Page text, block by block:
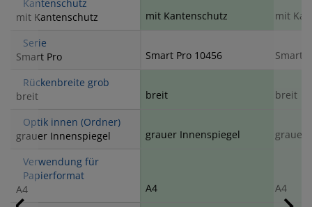
Kantenschutz
mit Kantenschutz
mit Kantenschutz mit
Serie
Smart Pro
Smart Pro 10456 Smart
Rückenbreite grob
breit
breit breit
Optik innen (Ordner)
grauer Innenspiegel
grauer Innenspiegel grauer
Verwendung für
Papierformat
A4
A4 A4